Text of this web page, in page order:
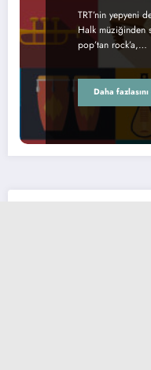
TRT’nin yepyeni
Halk müziğinden
pop’tan rock’a,…
Daha